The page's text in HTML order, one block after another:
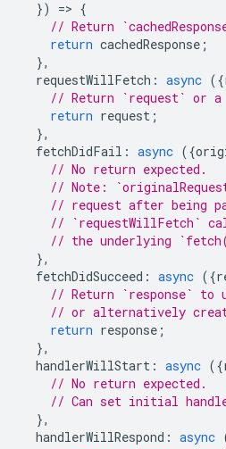
}) => {
// Return
return cachedResponse ;
},
requestWillFetch : async ({
// Return `request` or
return request ;
},
fetchDidFail : async ({
// No return expected.
// Note:
// request after being
// `requestWillFetch`
// the underlying
},
fetchDidSucceed : async ({
// Return `response` to
// or alternatively
return response ;
},
handlerWillStart : async ({
// No return expected.
// Can set initial
},
handlerWillRespond : async